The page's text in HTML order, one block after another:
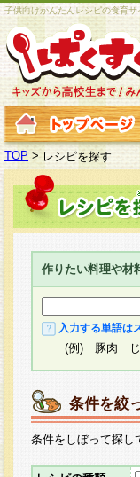
子供向けかんたんレシピの食育サ
TOP > レシピを探す
作りたい料理や材
入力する単語は
(例) 豚肉 じゃ
条件を絞
条件をしぼって探し